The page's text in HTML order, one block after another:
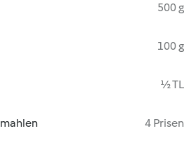
500 g
100 g
½ TL
4 Prisen